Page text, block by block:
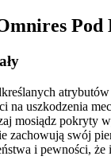
na uszkodzenia
mosiądz pokryty
zachowują swój
i pewności,